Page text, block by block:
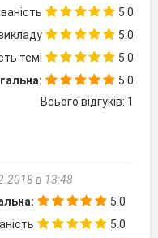
5.0
5.0
темі
5.0
5.0
Всього відгуків: 1
в 13:48
5.0
5.0